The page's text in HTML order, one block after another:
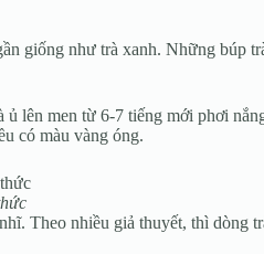
giống như trà xanh. Những búp
lên men từ 6-7 tiếng mới phơi
có màu vàng óng.
Theo nhiều giả thuyết, thì dòng